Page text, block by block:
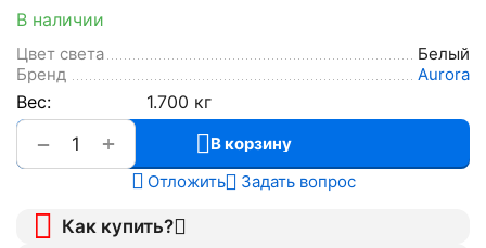
В наличии
Цвет света
Белый
Бренд
Aurora
Вес: 1.700 кг
+
−
В корзину
Отложить
Задать вопрос
Как купить?